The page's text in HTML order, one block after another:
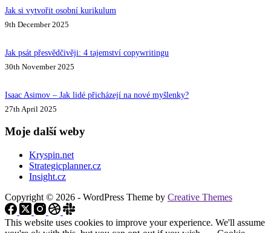
Jak si vytvořit osobní kurikulum
9th December 2025
Jak psát přesvědčivěji: 4 tajemství copywritingu
30th November 2025
Isaac Asimov – Jak lidé přicházejí na nové myšlenky?
27th April 2025
Moje další weby
Kryspin.net
Strategicplanner.cz
Insight.cz
Copyright © 2026 - WordPress Theme by Creative Themes
This website uses cookies to improve your experience. We'll assume